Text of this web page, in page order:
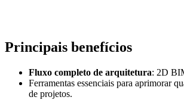
Principais benefícios
Fluxo completo de arquitetura: 2D
Ferramentas essenciais para aprimorar
de projetos.